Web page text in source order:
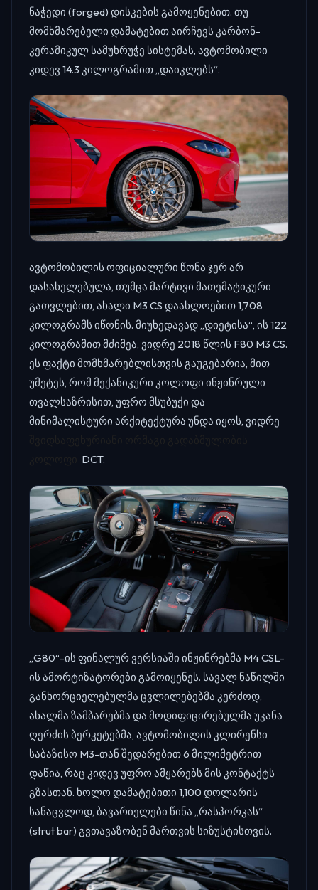
ნაჭედი (forged) დისკების გამოყენებით. თუ
მომხმარებელი დამატებით აირჩევს კარბონ-
კერამიკულ სამუხრუჭე სისტემას, ავტომობილი
კიდევ 14.3 კილოგრამით „დაიკლებს“.
ავტომობილის ოფიციალური წონა ჯერ არ
დასახელებულა, თუმცა მარტივი მათემატიკური
გათვლებით, ახალი M3 CS დაახლოებით 1,708
კილოგრამს იწონის. მიუხედავად „დიეტისა“, ის 122
კილოგრამით მძიმეა, ვიდრე 2018 წლის F80 M3 CS.
ეს ფაქტი მომხმარებლისთვის გაუგებარია, მით
უმეტეს, რომ მექანიკური კოლოფი ინჟინრული
თვალსაზრისით, უფრო მსუბუქი და
მინიმალისტური არქიტექტურა უნდა იყოს, ვიდრე
DCT.
„G80“-ის ფინალურ ვერსიაში ინჟინრებმა M4 CSL-
ის ამორტიზატორები გამოიყენეს. სავალ ნაწილში
განხორციელებულმა ცვლილებებმა კერძოდ,
ახალმა ზამბარებმა და მოდიფიცირებულმა უკანა
ღერძის ბერკეტებმა, ავტომობილის კლირენსი
საბაზისო M3-თან შედარებით 6 მილიმეტრით
დაწია, რაც კიდევ უფრო ამყარებს მის კონტაქტს
გზასთან. ხოლო დამატებითი 1,100 დოლარის
სანაცვლოდ, ბავარიელები წინა „რასპორკას“
(strut bar) გვთავაზობენ მართვის სიზუსტისთვის.